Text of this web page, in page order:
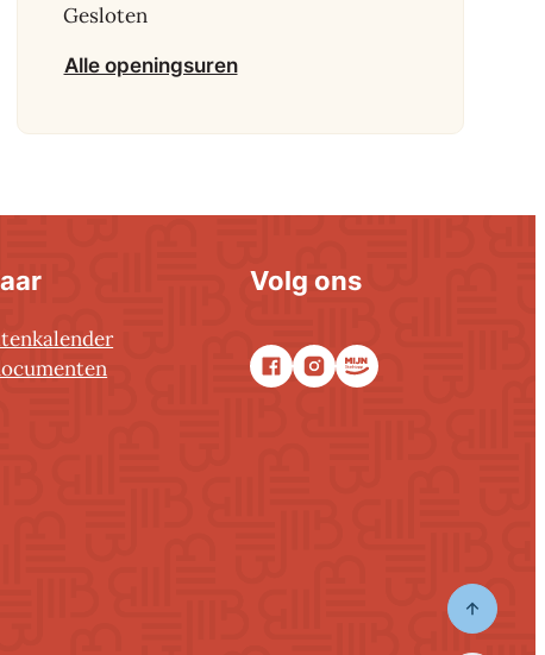
Gesloten
Alle openingsurenBurgerzaken Tongeren
Volg ons
Facebook
InstagramStadsapp
Naar